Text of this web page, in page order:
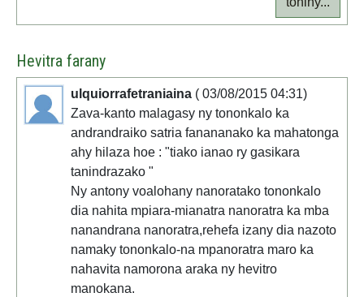
Hevitra farany
ulquiorrafetraniaina ( 03/08/2015 04:31)
Zava-kanto malagasy ny tononkalo ka
andrandraiko satria fanananako ka mahatonga
ahy hilaza hoe : "tiako ianao ry gasikara
tanindrazako "
Ny antony voalohany nanoratako tononkalo
dia nahita mpiara-mianatra nanoratra ka mba
nanandrana nanoratra,rehefa izany dia nazoto
namaky tononkalo-na mpanoratra maro ka
nahavita namorona araka ny hevitro
manokana.